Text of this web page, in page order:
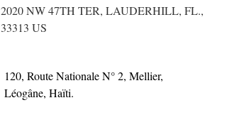
2020 NW 47TH TER, LAUDERHILL, FL.,
33313 US
120, Route Nationale N° 2, Mellier,
Léogâne, Haïti.